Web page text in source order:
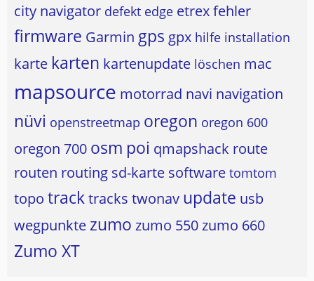
city navigator defekt edge etrexfehler
firmware Garmin gps gpx hilfe installation
karte karten kartenupdate löschen mac
mapsource motorrad navi navigation
nüvi openstreetmap oregon oregon 600
oregon 700 osm poi qmapshack route
routen routing sd-karte software tomtom
topo tracktracks twonav update usb
wegpunkte zumo zumo 550zumo 660
Zumo XT